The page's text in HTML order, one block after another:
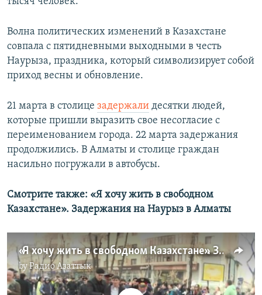
Волна политических изменений в Казахстане
совпала с пятидневными выходными в честь
Наурыза, праздника, который символизирует собой
приход весны и обновление.
21 марта в столице задержали десятки людей,
которые пришли выразить свое несогласие с
переименованием города. 22 марта задержания
продолжились. В Алматы и столице граждан
насильно погружали в автобусы.
Смотрите также: «Я хочу жить в свободном
Казахстане». Задержания на Наурыз в Алматы
«Я хочу жить в свободном Казахстане». Задержания на Наурыз в Алматы
byРадио Азаттык